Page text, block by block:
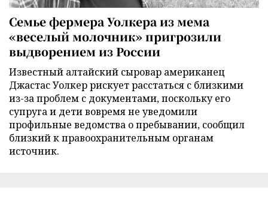
Семье фермера Уолкера из мема
«веселый молочник» пригрозили
выдворением из России
Известный алтайский сыровар американец
Джастас Уолкер рискует расстаться с близкими
из-за проблем с документами, поскольку его
супруга и дети вовремя не уведомили
профильные ведомства о пребывании, сообщил
близкий к правоохранительным органам
источник.